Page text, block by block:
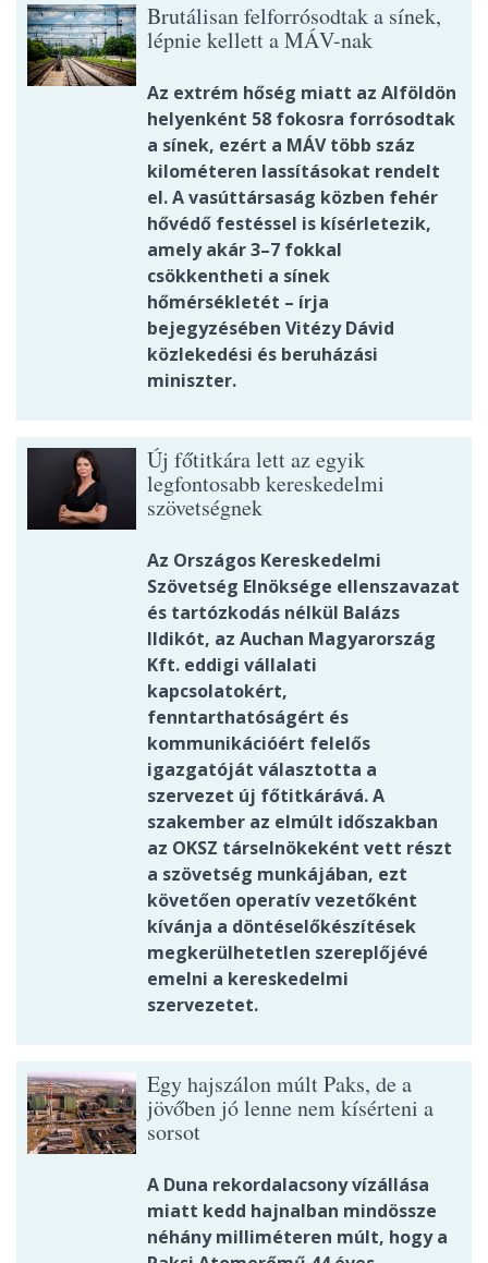
Brutálisan felforrósodtak a sínek,
lépnie kellett a MÁV-nak
Az extrém hőség miatt az Alföldön
helyenként 58 fokosra forrósodtak
a sínek, ezért a MÁV több száz
kilométeren lassításokat rendelt
el. A vasúttársaság közben fehér
hővédő festéssel is kísérletezik,
amely akár 3–7 fokkal
csökkentheti a sínek
hőmérsékletét – írja
bejegyzésében Vitézy Dávid
közlekedési és beruházási
miniszter.
Új főtitkára lett az egyik
legfontosabb kereskedelmi
szövetségnek
Az Országos Kereskedelmi
Szövetség Elnöksége ellenszavazat
és tartózkodás nélkül Balázs
Ildikót, az Auchan Magyarország
Kft. eddigi vállalati
kapcsolatokért,
fenntarthatóságért és
kommunikációért felelős
igazgatóját választotta a
szervezet új főtitkárává. A
szakember az elmúlt időszakban
az OKSZ társelnökeként vett részt
a szövetség munkájában, ezt
követően operatív vezetőként
kívánja a döntéselőkészítések
megkerülhetetlen szereplőjévé
emelni a kereskedelmi
szervezetet.
Egy hajszálon múlt Paks, de a
jövőben jó lenne nem kísérteni a
sorsot
A Duna rekordalacsony vízállása
miatt kedd hajnalban mindössze
néhány milliméteren múlt, hogy a